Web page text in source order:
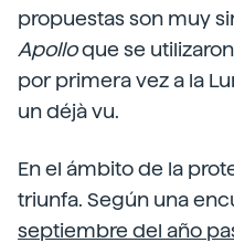
propuestas son muy
Apolloque se
por primera vez a la
un déjà vu.
En el ámbito de la
triunfa. Según una
septiembre del año